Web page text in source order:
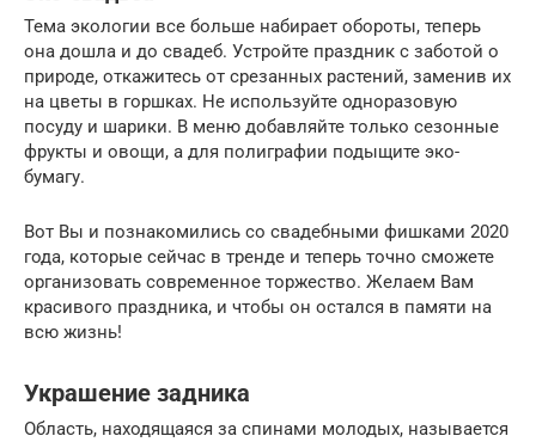
Тема экологии все больше набирает обороты, теперь
она дошла и до свадеб. Устройте праздник с заботой о
природе, откажитесь от срезанных растений, заменив их
на цветы в горшках. Не используйте одноразовую
посуду и шарики. В меню добавляйте только сезонные
фрукты и овощи, а для полиграфии подыщите эко-
бумагу.
Вот Вы и познакомились со свадебными фишками 2020
года, которые сейчас в тренде и теперь точно сможете
организовать современное торжество. Желаем Вам
красивого праздника, и чтобы он остался в памяти на
всю жизнь!
Украшение задника
Область, находящаяся за спинами молодых, называется